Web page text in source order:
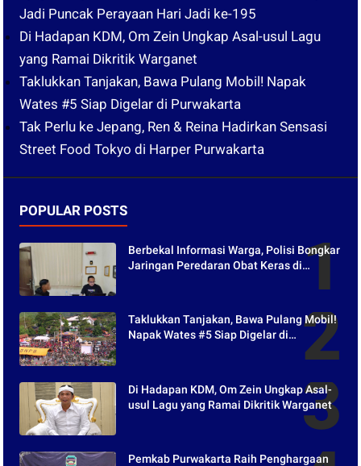
Jadi Puncak Perayaan Hari Jadi ke-195
Di Hadapan KDM, Om Zein Ungkap Asal-usul Lagu
yang Ramai Dikritik Warganet
Taklukkan Tanjakan, Bawa Pulang Mobil! Napak
Wates #5 Siap Digelar di Purwakarta
Tak Perlu ke Jepang, Ren & Reina Hadirkan Sensasi
Street Food Tokyo di Harper Purwakarta
POPULAR POSTS
Berbekal Informasi Warga, Polisi Bongkar
Jaringan Peredaran Obat Keras di
Taklukkan Tanjakan, Bawa Pulang Mobil!
Napak Wates #5 Siap Digelar di
Di Hadapan KDM, Om Zein Ungkap Asal-
usul Lagu yang Ramai Dikritik Warganet
Pemkab Purwakarta Raih Penghargaan